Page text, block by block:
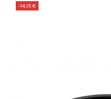
-14,15 €